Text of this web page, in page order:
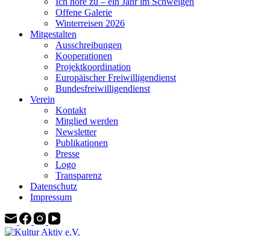
Offene Galerie
Winterreisen 2026
Mitgestalten
Ausschreibungen
Kooperationen
Projektkoordination
Europäischer Freiwilligendienst
Bundesfreiwilligendienst
Verein
Kontakt
Mitglied werden
Newsletter
Publikationen
Presse
Logo
Transparenz
Datenschutz
Impressum